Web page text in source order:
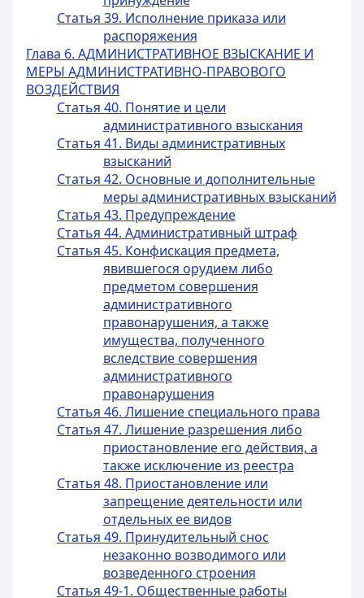
Статья 39. Исполнение приказа или
распоряжения
Глава 6. АДМИНИСТРАТИВНОЕ ВЗЫСКАНИЕ И
МЕРЫ АДМИНИСТРАТИВНО-ПРАВОВОГО
ВОЗДЕЙСТВИЯ
Статья 40. Понятие и цели
административного взыскания
Статья 41. Виды административных
взысканий
Статья 42. Основные и дополнительные
меры административных взысканий
Статья 43. Предупреждение
Статья 44. Административный штраф
Статья 45. Конфискация предмета,
явившегося орудием либо
предметом совершения
административного
правонарушения, а также
имущества, полученного
вследствие совершения
административного
правонарушения
Статья 46. Лишение специального права
Статья 47. Лишение разрешения либо
приостановление его действия, а
также исключение из реестра
Статья 48. Приостановление или
запрещение деятельности или
отдельных ее видов
Статья 49. Принудительный снос
незаконно возводимого или
возведенного строения
Статья 49-1. Общественные работы